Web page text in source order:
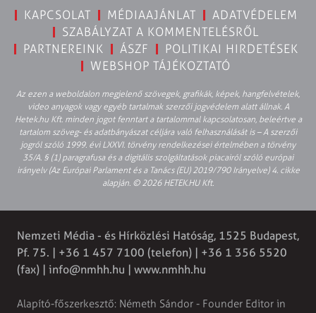
KAPCSOLAT MÉDIAAJÁNLAT
ADATVÉDELEM
SZABÁLYZAT A KOMMENTELÉSRŐL
PARTNEREINK
ÁSZF
POLITIKAI HIRDETÉSEK
WEBSHOP TÁJÉKOZTATÓ
Az ezen a weboldalon megjelenő szövegek, grafikák, képek, hangfelvételek,
video anyagok vagy egyéb tartalmak szerzői jogvédelem alatt állnak. A
Hetek.hu Kft. minden jogot fenntart a tartalommal kapcsolatosan, beleértve a
tartalom szöveg- és adatbányászat céljára való felhasználását is – A szerzői
jogról szóló 1999. évi LXXVI. törvény rendelkezései értelmében a törvény
35/A. § (1) paragrafusa és a digitális szolgáltatások piacairól szóló európai
irányelv (Az Európai Parlament és a Tanács (EU) 2019/790 Irányelve) 4. cikke
alapján. © 2026 HETEK.HU Kft.
Nemzeti Média - és Hírközlési Hatóság, 1525 Budapest,
Pf. 75. | +36 1 457 7100 (telefon) | +36 1 356 5520
(fax) | info@nmhh.hu | www.nmhh.hu
Alapító-főszerkesztő: Németh Sándor - Founder Editor in